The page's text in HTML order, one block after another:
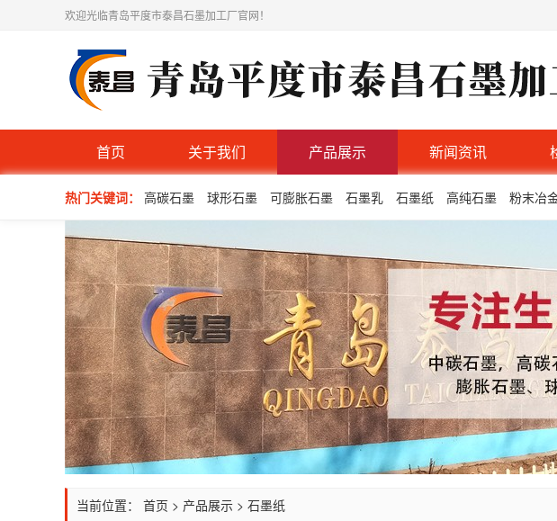
欢迎光临青岛平度市泰昌石墨加工厂官网！
首页 关于我们 产品展示 新闻资讯
热门关键词： 高碳石墨 球形石墨 可膨胀石墨 石墨乳 石墨纸 高纯石墨 粉末冶
当前位置： 首页 > 产品展示 > 石墨纸